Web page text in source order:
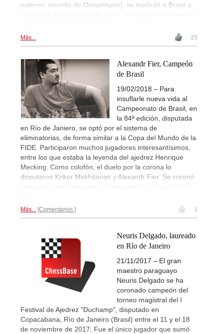
paterno, oriundo de Geisenheim), se trasladó a Brasil a
Más... 25
Alexandr Fier, Campeón
de Brasil
19/02/2018 – Para
insuflarle nueva vida al
Campeonato de Brasil, en
la 84ª edición, disputada
en Río de Janiero, se optó por el sistema de
eliminatorias, de forma similar a la Copa del Mundo de la
FIDE. Participaron muchos jugadores interesantísimos,
entre los que estaba la leyenda del ajedrez Henrique
Mecking. Como colofón, el duelo por la corona lo
disputaron Krikor Mekhitarian y Alexandr Fier. Se coronó
Más... Comentarios 1
Neuris Delgado, laureado
en Río de Janeiro
21/11/2017 – El gran
maestro paraguayo
Neuris Delgado se ha
coronado campeón del
torneo magistral del I
Festival de Ajedrez "Duchamp", disputado en
Copacabana, Río de Janeiro (Brasil) entre el 11 y el 18
de noviembre de 2017. Fue el único jugador que sumó